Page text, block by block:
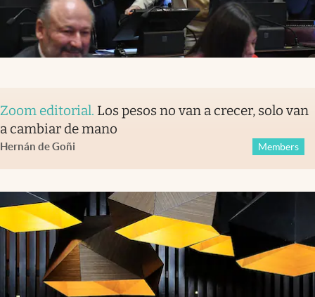
Zoom editorial. Los pesos no van a crecer, solo van
a cambiar de mano
Hernán de Goñi Members